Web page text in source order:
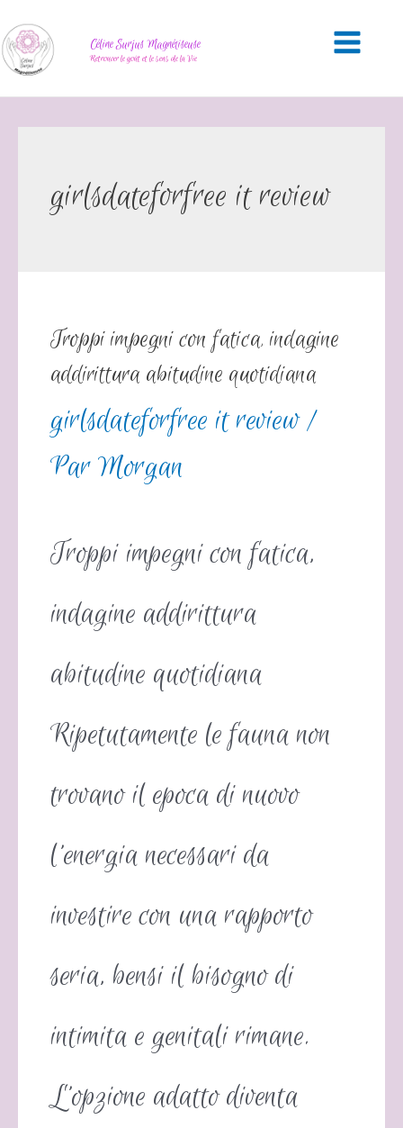
Céline Surjus Magnétiseuse
Retrouver le goût et le sens de la Vie
girlsdateforfree it review
Troppi impegni con fatica, indagine
addirittura abitudine quotidiana
girlsdateforfree it review/
ParMorgan
Troppi impegni con fatica,
indagine addirittura
abitudine quotidiana
Ripetutamente le fauna non
trovano il epoca di nuovo
l’energia necessari da
investire con una rapporto
seria, bensi il bisogno di
intimita e genitali rimane.
L’opzione adatto diventa